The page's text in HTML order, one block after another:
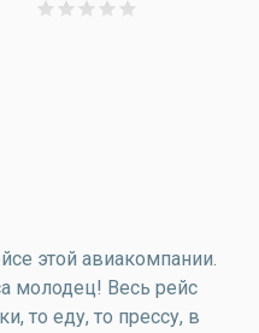
этой авиакомпании.
молодец! Весь рейс
то еду, то прессу, в